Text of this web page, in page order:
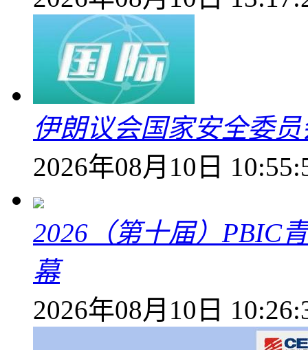
伊朗议会国家安全委
2026年08月10日
2026（第十届）PBIC
幕
2026年08月10日